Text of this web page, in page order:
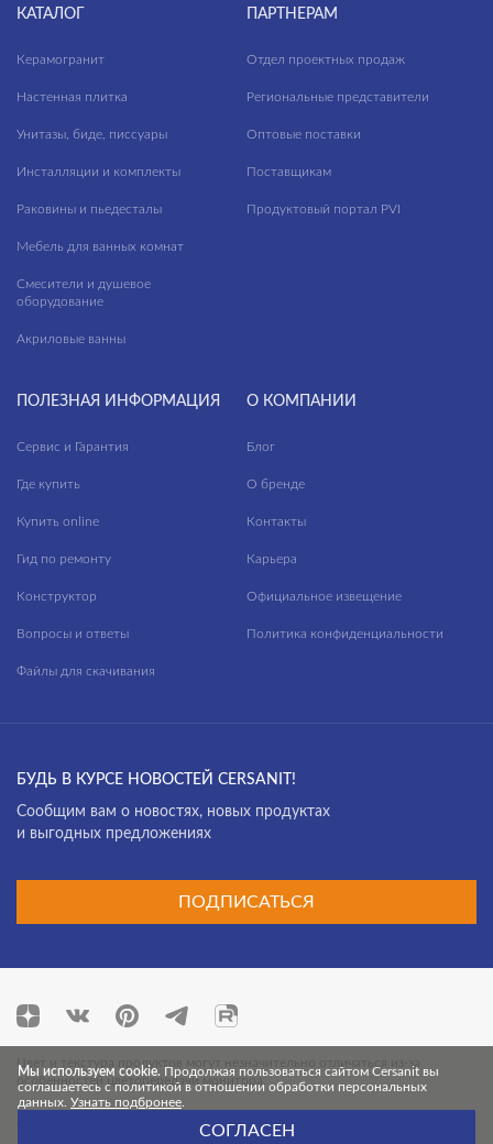
КАТАЛОГ
Керамогранит
Настенная плитка
Унитазы, биде, писсуары
Инсталляции и комплекты
Раковины и пьедесталы
Мебель для ванных комнат
Смесители и душевое
оборудование
Акриловые ванны
ПАРТНЕРАМ
Отдел проектных продаж
Региональные представители
Оптовые поставки
Поставщикам
Продуктовый портал PVI
ПОЛЕЗНАЯ ИНФОРМАЦИЯ
Сервис и Гарантия
Где купить
Купить online
Гид по ремонту
Конструктор
Вопросы и ответы
Файлы для скачивания
О КОМПАНИИ
Блог
О бренде
Контакты
Карьера
Официальное извещение
Политика конфиденциальности
БУДЬ В КУРСЕ НОВОСТЕЙ CERSANIT!
Cообщим вам о новостях, новых продуктах
и выгодных предложениях
ПОДПИСАТЬСЯ
Цвет и текстура продуктов могут незначительно отличаться из-за
особенностей цветопередачи монитора.
© 2026 Cersanit. Все права защищены.
Мы используем cookie. Продолжая пользоваться сайтом Cersanit вы
соглашаетесь с политикой в отношении обработки персональных
данных. Узнать подбронее
СОГЛАСЕН